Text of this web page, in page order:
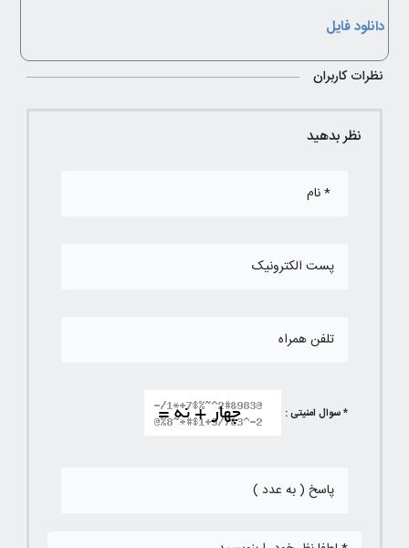
دانلود فایل
نظرات کاربران
نظر بدهید
* سوال امنیتی :